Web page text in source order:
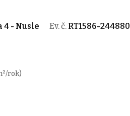
4 - Nusle Ev. č. RT1586-244880
rok)